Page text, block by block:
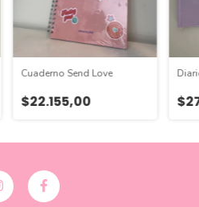
Cuaderno Send Love
$22.155,00